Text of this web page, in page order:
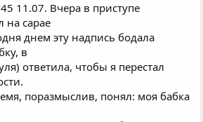
11.07. Вчера в приступе
на сарае
днем эту надпись бодала
в
ответила, чтобы я перестал
поразмыслив, понял: моя бабка